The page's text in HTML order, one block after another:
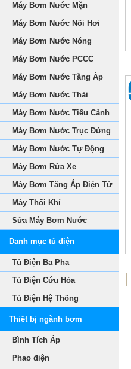
Máy Bơm Nước Mặn
Máy Bơm Nước Nồi Hơi
Máy Bơm Nước Nóng
Máy Bơm Nước PCCC
Máy Bơm Nước Tăng Áp
Máy Bơm Nước Thải
Máy Bơm Nước Tiểu Cảnh
Máy Bơm Nước Trục Đứng
Máy Bơm Nước Tự Động
Máy Bơm Rửa Xe
Máy Bơm Tăng Áp Điện Tử
Máy Thổi Khí
Sửa Máy Bơm Nước
Danh mục tủ điện
Tủ Điện Ba Pha
Tủ Điện Cứu Hỏa
Tủ Điện Hệ Thống
Thiết bị ngành bơm
Bình Tích Áp
Phao điện